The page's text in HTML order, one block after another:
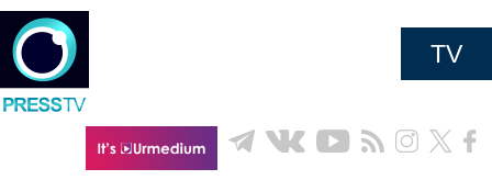
TV